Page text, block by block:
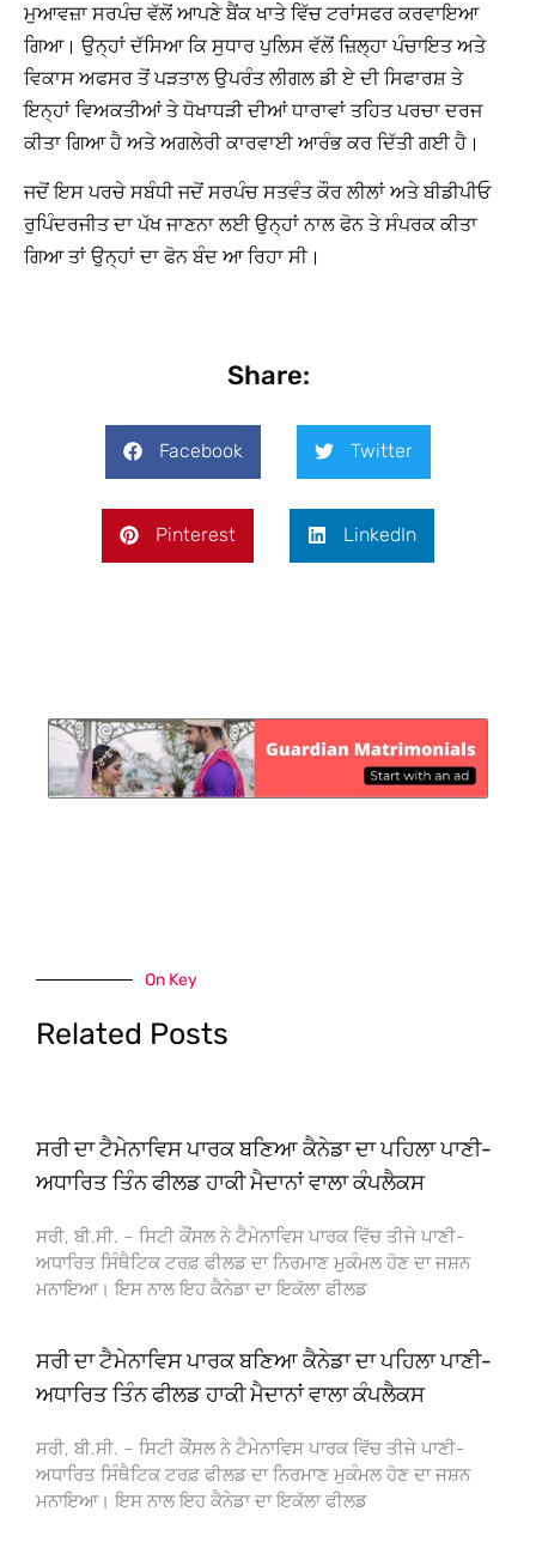
ਮੁਆਵਜ਼ਾ ਸਰਪੰਚ ਵੱਲੋਂ ਆਪਣੇ ਬੈਂਕ ਖਾਤੇ ਵਿੱਚ ਟਰਾਂਸਫਰ ਕਰਵਾਇਆ
ਗਿਆ। ਉਨ੍ਹਾਂ ਦੱਸਿਆ ਕਿ ਸੁਧਾਰ ਪੁਲਿਸ ਵੱਲੋਂ ਜ਼ਿਲ੍ਹਾ ਪੰਚਾਇਤ ਅਤੇ
ਵਿਕਾਸ ਅਫਸਰ ਤੋਂ ਪੜਤਾਲ ਉਪਰੰਤ ਲੀਗਲ ਡੀ ਏ ਦੀ ਸਿਫਾਰਸ਼ ਤੇ
ਇਨ੍ਹਾਂ ਵਿਅਕਤੀਆਂ ਤੇ ਧੋਖਾਧੜੀ ਦੀਆਂ ਧਾਰਾਵਾਂ ਤਹਿਤ ਪਰਚਾ ਦਰਜ
ਕੀਤਾ ਗਿਆ ਹੈ ਅਤੇ ਅਗਲੇਰੀ ਕਾਰਵਾਈ ਆਰੰਭ ਕਰ ਦਿੱਤੀ ਗਈ ਹੈ।
ਜਦੋਂ ਇਸ ਪਰਚੇ ਸਬੰਧੀ ਜਦੋਂ ਸਰਪੰਚ ਸਤਵੰਤ ਕੌਰ ਲੀਲਾਂ ਅਤੇ ਬੀਡੀਪੀਓ
ਰੁਪਿੰਦਰਜੀਤ ਦਾ ਪੱਖ ਜਾਣਨਾ ਲਈ ਉਨ੍ਹਾਂ ਨਾਲ ਫੋਨ ਤੇ ਸੰਪਰਕ ਕੀਤਾ
ਗਿਆ ਤਾਂ ਉਨ੍ਹਾਂ ਦਾ ਫੋਨ ਬੰਦ ਆ ਰਿਹਾ ਸੀ।
Share:
Facebook Twitter
Pinterest LinkedIn
On Key
Related Posts
ਸਰੀ ਦਾ ਟੈਮੇਨਾਵਿਸ ਪਾਰਕ ਬਣਿਆ ਕੈਨੇਡਾ ਦਾ ਪਹਿਲਾ ਪਾਣੀ-
ਅਧਾਰਿਤ ਤਿੰਨ ਫੀਲਡ ਹਾਕੀ ਮੈਦਾਨਾਂ ਵਾਲਾ ਕੰਪਲੈਕਸ
ਸਰੀ, ਬੀ.ਸੀ. – ਸਿਟੀ ਕੌਂਸਲ ਨੇ ਟੈਮੇਨਾਵਿਸ ਪਾਰਕ ਵਿੱਚ ਤੀਜੇ ਪਾਣੀ-
ਅਧਾਰਿਤ ਸਿੰਥੈਟਿਕ ਟਰਫ਼ ਫੀਲਡ ਦਾ ਨਿਰਮਾਣ ਮੁਕੰਮਲ ਹੋਣ ਦਾ ਜਸ਼ਨ
ਮਨਾਇਆ। ਇਸ ਨਾਲ ਇਹ ਕੈਨੇਡਾ ਦਾ ਇਕੱਲਾ ਫੀਲਡ
ਸਰੀ ਦਾ ਟੈਮੇਨਾਵਿਸ ਪਾਰਕ ਬਣਿਆ ਕੈਨੇਡਾ ਦਾ ਪਹਿਲਾ ਪਾਣੀ-
ਅਧਾਰਿਤ ਤਿੰਨ ਫੀਲਡ ਹਾਕੀ ਮੈਦਾਨਾਂ ਵਾਲਾ ਕੰਪਲੈਕਸ
ਸਰੀ, ਬੀ.ਸੀ. – ਸਿਟੀ ਕੌਂਸਲ ਨੇ ਟੈਮੇਨਾਵਿਸ ਪਾਰਕ ਵਿੱਚ ਤੀਜੇ ਪਾਣੀ-
ਅਧਾਰਿਤ ਸਿੰਥੈਟਿਕ ਟਰਫ਼ ਫੀਲਡ ਦਾ ਨਿਰਮਾਣ ਮੁਕੰਮਲ ਹੋਣ ਦਾ ਜਸ਼ਨ
ਮਨਾਇਆ। ਇਸ ਨਾਲ ਇਹ ਕੈਨੇਡਾ ਦਾ ਇਕੱਲਾ ਫੀਲਡ